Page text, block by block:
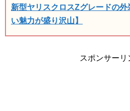
新型ヤリスクロスZグレードの
い魅力が盛り沢山】
スポンサーリ